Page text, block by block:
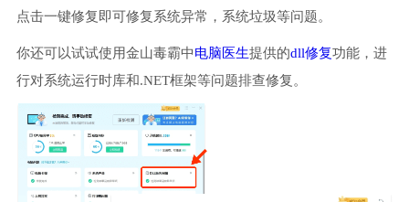
点击一键修复即可修复系统异常，系统垃圾等问题。
你还可以试试使用金山毒霸中电脑医生提供的dll修复功能，进
行对系统运行时库和.NET框架等问题排查修复。